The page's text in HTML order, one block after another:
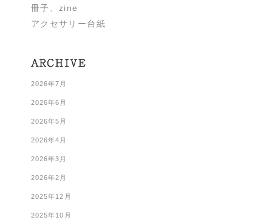
冊子、zine
アクセサリー台紙
2026年7月
2026年6月
2026年5月
2026年4月
2026年3月
2026年2月
2025年12月
2025年10月